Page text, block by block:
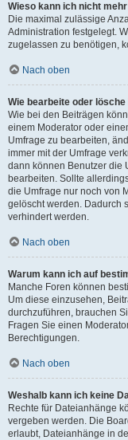
Wieso kann ich nicht
Die maximal zulässige
Administration festgelegt.
zugelassen zu benötigen,
Nach oben
Wie bearbeite oder
Wie bei den Beiträgen
einem Moderator oder
Umfrage zu bearbeiten,
immer mit der Umfrage
dann können Benutzer die
bearbeiten. Sollte
die Umfrage nur noch von
gelöscht werden. Dadurch
verhindert werden.
Nach oben
Warum kann ich auf
Manche Foren können
Um diese einzusehen,
durchzuführen, brauchen
Fragen Sie einen
Berechtigungen.
Nach oben
Weshalb kann ich keine
Rechte für Dateianhänge
vergeben werden. Die
erlaubt, Dateianhänge in